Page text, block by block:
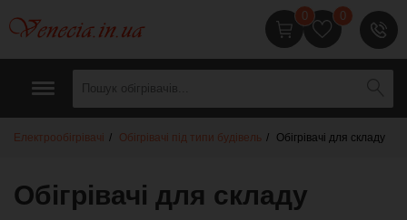
0
0
Електрообігрівачі Обігрівачі під типи будівель Обігрівачі для складу
Обігрівачі для складу